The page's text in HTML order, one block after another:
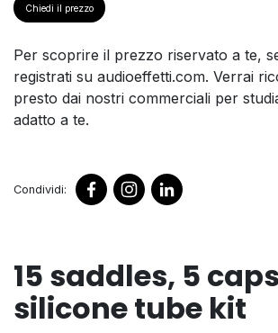
Chiedi il prezzo
Per scoprire il prezzo riservato a te,
registrati su audioeffetti.com. Verrai
presto dai nostri commerciali per
adatto a te.
Condividi:
15 saddles, 5
silicone tube kit